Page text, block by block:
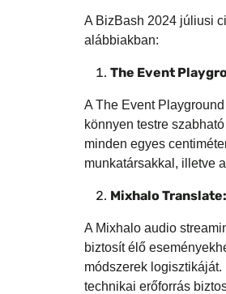
A BizBash 2024 júliusi
alábbiakban:
The Event
A The Event
könnyen testre
minden egyes
munkatársakkal, illetve
Mixhalo
A Mixhalo audio
biztosít élő
módszerek
technikai erőforrás